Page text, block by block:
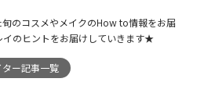
旬のコスメやメイクのHow to情報をお届
イのヒントをお届けしていきます★
ター記事一覧